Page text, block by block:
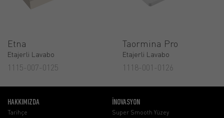
Etna
Etajerli Lavabo
1115-007-0125
Taormina Pro
Etajerli Lavabo
1118-001-0126
HAKKIMIZDA
Tarihçe
İNOVASYON
Super Smooth Yüzey